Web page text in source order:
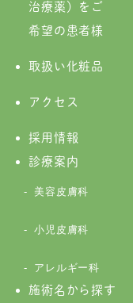
治療薬）をご
希望の患者様
取扱い化粧品
アクセス
採用情報
診療案内
美容皮膚科
小児皮膚科
アレルギー科
施術名から探す